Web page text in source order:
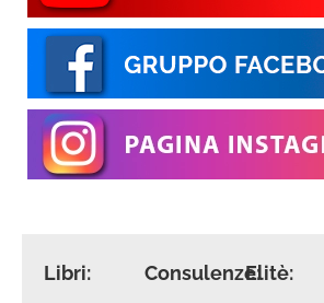
Libri: Consulenze:Elitè: